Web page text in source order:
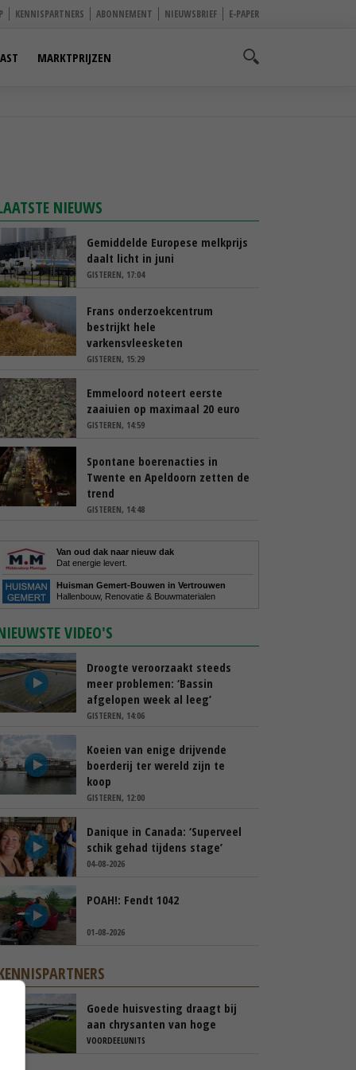
KENNISPARTNERS ABONNEMENT NIEUWSBRIEF E-PAPER
MARKTPRIJZEN
NIEUWS
Gemiddelde Europese melkprijs
daalt licht in juni
GISTEREN, 17:04
Frans onderzoekcentrum
bestrijkt hele
varkensvleesketen
GISTEREN, 15:29
Emmeloord noteert eerste
zaaiuien op maximaal 20 euro
GISTEREN, 14:59
Spontane boerenacties in
Twente en Apeldoorn zetten de
trend
GISTEREN, 14:48
Van oud dak naar nieuw dak
Dat energie levert.
Huisman Gemert-Bouwen in Vertrouwen
Hallenbouw, Renovatie & Bouwmaterialen
VIDEO'S
Droogte veroorzaakt steeds
meer problemen: ‘Bassin
afgelopen week al leeg’
GISTEREN, 14:06
Koeien van enige drijvende
boerderij ter wereld zijn te
koop
GISTEREN, 12:00
Danique in Canada: ‘Superveel
schik gehad tijdens stage’
04-08-2026
POAH!: Fendt 1042
01-08-2026
Goede huisvesting draagt bij
aan chrysanten van hoge
kwaliteit
VOORDEELUNITS